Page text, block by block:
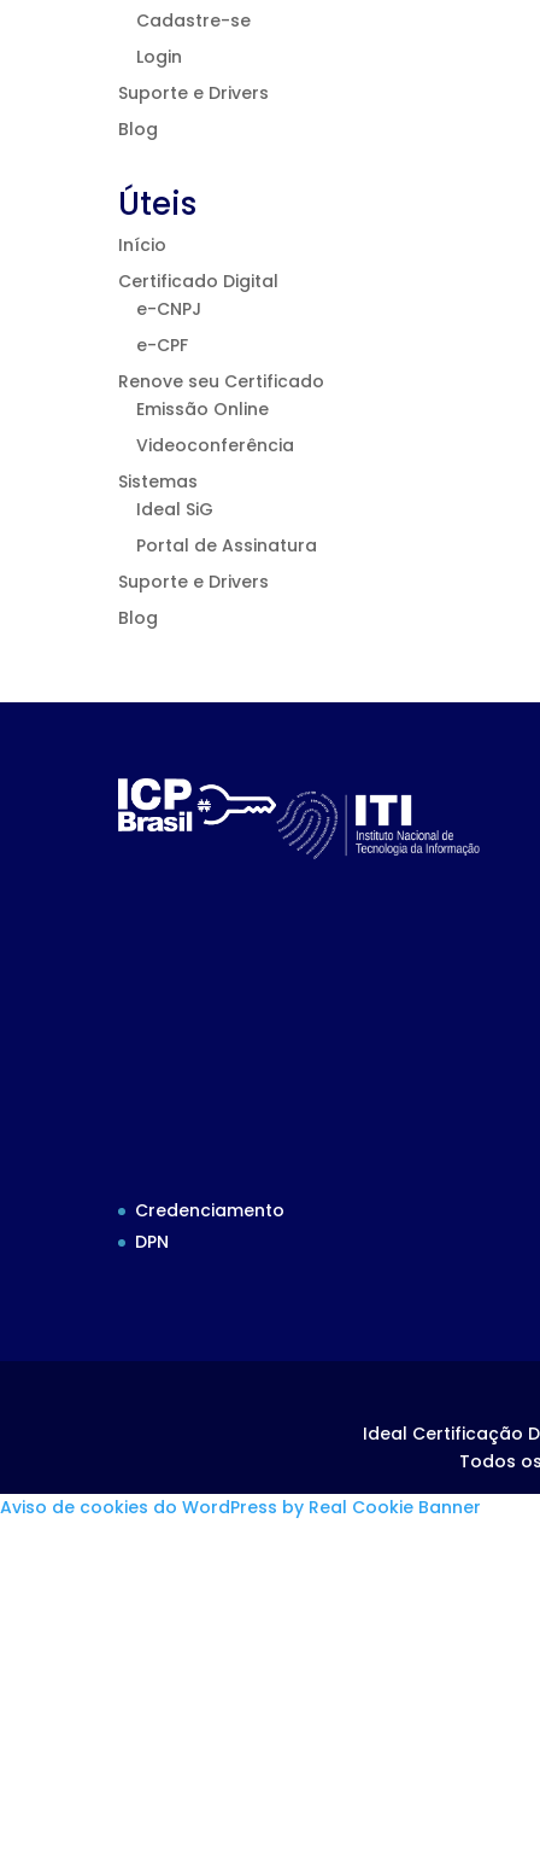
Cadastre-se
Login
Suporte e Drivers
Blog
Úteis
Início
Certificado Digital
e-CNPJ
e-CPF
Renove seu Certificado
Emissão Online
Videoconferência
Sistemas
Ideal SiG
Portal de Assinatura
Suporte e Drivers
Blog
Credenciamento
DPN
Ideal Certificação
Todos
Aviso de cookies do WordPress by Real Cookie Banner